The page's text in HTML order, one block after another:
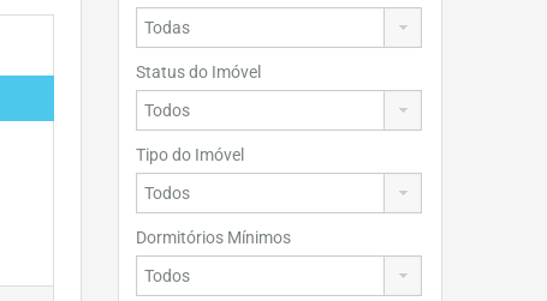
Status do Imóvel
Tipo do Imóvel
Dormitórios Mínimos